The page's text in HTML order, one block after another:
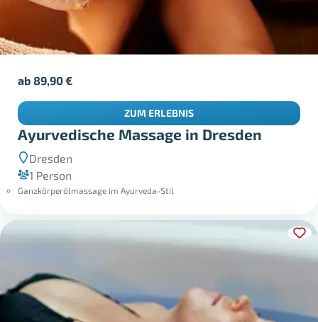
Ayurvedische Massage in Dresden
Dresden
1 Person
Ganzkörperölmassage im Ayurveda-Stil
ab89,90€
ZUM ERLEBNIS